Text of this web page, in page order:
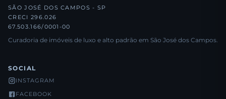
SÃO JOSÉ DOS CAMPOS - SP
CRECI 296.026
67.503.166/0001-00
Curadoria de imóveis de luxo e alto padrão em São José dos Campos.
SOCIAL
INSTAGRAM
FACEBOOK